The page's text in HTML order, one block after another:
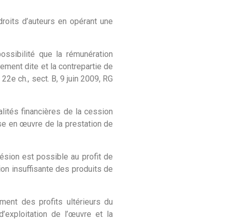
d’auteurs en opérant une
que la rémunération
dite et la contrepartie de
ch., sect. B, 9 juin 2009, RG
financières de la cession
en œuvre de la prestation de
est possible au profit de
insuffisante des produits de
des profits ultérieurs du
de l’œuvre et la